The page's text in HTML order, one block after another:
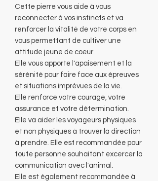
Cette pierre vous aide à vous
reconnecter à vos instincts et va
renforcer la vitalité de votre corps en
vous permettant de cultiver une
attitude jeune de coeur.
Elle vous apporte l'apaisement et la
sérénité pour faire face aux épreuves
et situations imprévues de la vie.
Elle renforce votre courage, votre
assurance et votre détermination.
Elle va aider les voyageurs physiques
et non physiques à trouver la direction
à prendre. Elle est recommandée pour
toute personne souhaitant excercer la
communication avec l'animal.
Elle est également recommandée à